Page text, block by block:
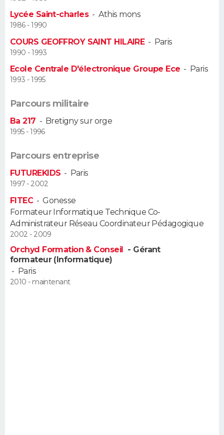
Alimentation
Guide de la santé
Maladies
Médicaments
Sommeil
VOYAGE
Destinations
City break
Voyage nature
Voyage de noces
Forum
Climat
+
PHOTO
GUIDES D'ACHAT
CARTE DE VOEUX
Carte de Noël
Carte Bonne année
Carte Saint-Valentin
Carte Pâques
Carte d'anniversaire
Dictionnaire
Biographies
Citations
Expressions
Proverbes
COPAINS D'AVANT
S'inscrire
Se connecter
Lycées
Collèges
Primaires
Universités
Entreprises
Service militaire
Avis de recherche
AVIS DE DÉCÈS
FORUM
Bricolage
Lifestyle
Culture
Sport
Auto
Television
Voyage
Cinema
Lycée Saint-charles- Athis mons
1986 - 1990
COURS GEOFFROY SAINT HILAIRE- Paris
1990 - 1993
Ecole Centrale D'électronique Groupe Ece - Paris
1993 - 1995
Parcours militaire
Ba 217 - Bretigny sur orge
1995 - 1996
Parcours entreprise
FUTUREKIDS - Paris
1997 - 2002
FITEC-Gonesse
Formateur Informatique Technique Co-
Administrateur Réseau Coordinateur Pédagogique
2002 - 2009
Orchyd Formation & Conseil - Gérant
formateur (Informatique)
- Paris
2010 - maintenant